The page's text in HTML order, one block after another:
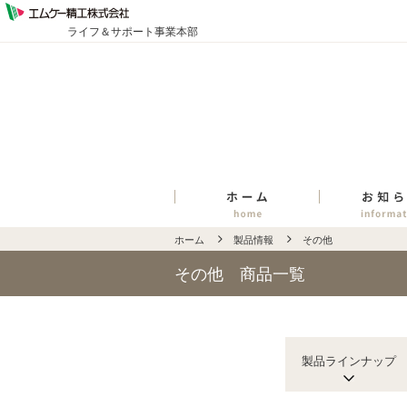
ライフ＆サポート事業本部
ホーム 製品情報 その他
その他 商品一覧
製品ラインナップ